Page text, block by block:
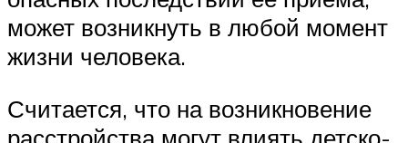
может возникнуть в любой момент
жизни человека.
Считается, что на возникновение